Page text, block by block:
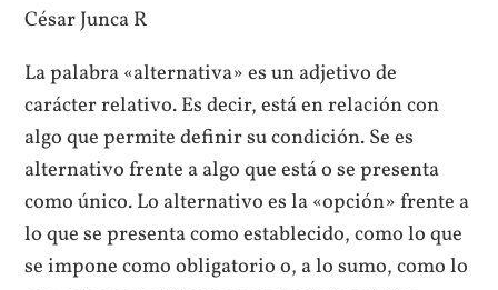
César Junca R
La palabra «alternativa» es un adjetivo de
carácter relativo. Es decir, está en relación con
algo que permite definir su condición. Se es
alternativo frente a algo que está o se presenta
como único. Lo alternativo es la «opción» frente a
lo que se presenta como establecido, como lo que
se impone como obligatorio o, a lo sumo, como lo